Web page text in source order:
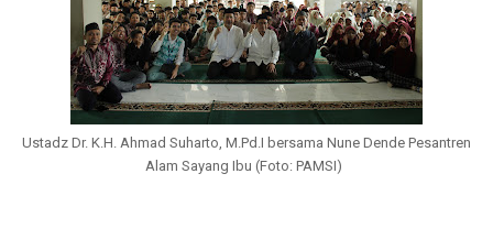
Ustadz Dr. K.H. Ahmad Suharto, M.Pd.I bersama Nune Dende Pesantren
Alam Sayang Ibu (Foto: PAMSI)